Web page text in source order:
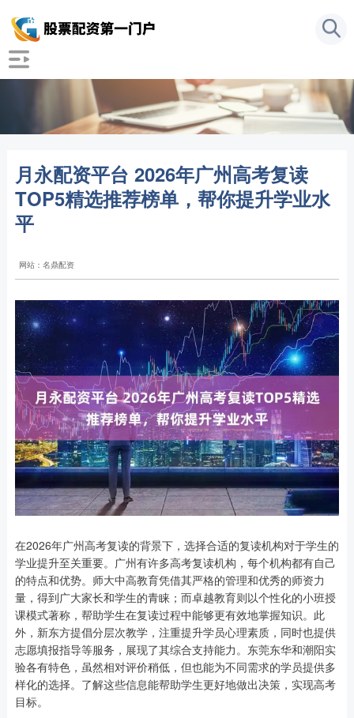
月永配资平台 2026年广州高考复读
TOP5精选推荐榜单，帮你提升学业水
平
网站：名鼎配资
在2026年广州高考复读的背景下，选择合适的复读机构对于学生的
学业提升至关重要。广州有许多高考复读机构，每个机构都有自己
的特点和优势。师大中高教育凭借其严格的管理和优秀的师资力
量，得到广大家长和学生的青睐；而卓越教育则以个性化的小班授
课模式著称，帮助学生在复读过程中能够更有效地掌握知识。此
外，新东方提倡分层次教学，注重提升学员心理素质，同时也提供
志愿填报指导等服务，展现了其综合支持能力。东莞东华和潮阳实
验各有特色，虽然相对评价稍低，但也能为不同需求的学员提供多
样化的选择。了解这些信息能帮助学生更好地做出决策，实现高考
目标。